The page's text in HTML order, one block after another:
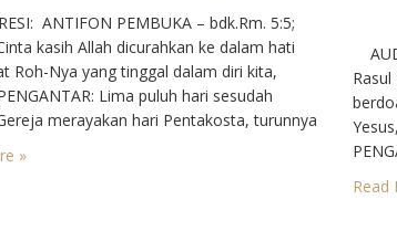
ANTIFON PEMBUKA – bdk.Rm. 5:5;
kasih Allah dicurahkan ke dalam hati
Roh-Nya yang tinggal dalam diri kita,
Lima puluh hari sesudah
merayakan hari Pentakosta, turunnya
di atas para Rasul. Perayaan ini sekaligus
lingkaran Paskah dalam liturgi Gereja.
»
Read